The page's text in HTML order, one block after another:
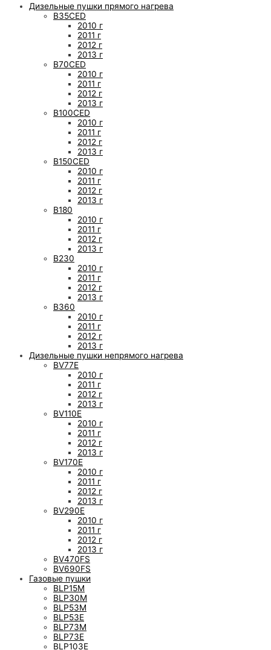
Дизельные пушки прямого нагрева
B35CED
2010 г
2011 г
2012 г
2013 г
B70CED
2010 г
2011 г
2012 г
2013 г
B100CED
2010 г
2011 г
2012 г
2013 г
B150CED
2010 г
2011 г
2012 г
2013 г
B180
2010 г
2011 г
2012 г
2013 г
B230
2010 г
2011 г
2012 г
2013 г
B360
2010 г
2011 г
2012 г
2013 г
Дизельные пушки непрямого нагрева
BV77E
2010 г
2011 г
2012 г
2013 г
BV110E
2010 г
2011 г
2012 г
2013 г
BV170E
2010 г
2011 г
2012 г
2013 г
BV290E
2010 г
2011 г
2012 г
2013 г
BV470FS
BV690FS
Газовые пушки
BLP15M
BLP30M
BLP53M
BLP53E
BLP73M
BLP73E
BLP103E